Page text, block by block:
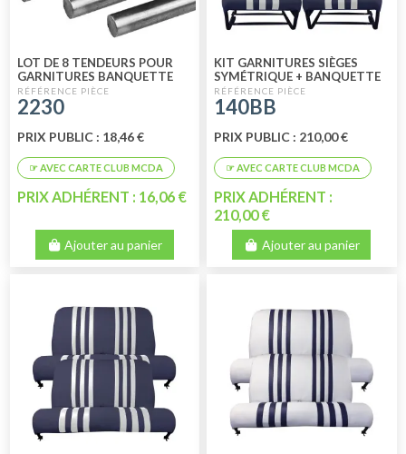
LOT DE 8 TENDEURS POUR
GARNITURES BANQUETTE
AVANT + BANQUETTE
ARRIÈRE 2CV DYANE
2230
PRIX PUBLIC : 18,46 €
PRIX ADHÉRENT : 16,06 €
Ajouter au panier
KIT GARNITURES SIÈGES
SYMÉTRIQUE + BANQUETTE
ARRIÈRE SKAÏ BICOLORE BLEU
BLANC
140BB
PRIX PUBLIC : 210,00 €
PRIX ADHÉRENT :
210,00 €
Ajouter au panier